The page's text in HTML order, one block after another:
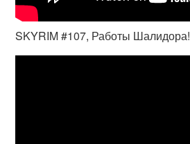
SKYRIM #107, Работы Шалидора!